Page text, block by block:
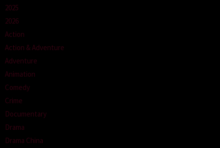
2025
2026
Action
Action & Adventure
Adventure
Animation
Comedy
Crime
Documentary
Drama
Drama China